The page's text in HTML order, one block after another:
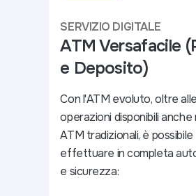
SERVIZIO DIGITALE
ATM Versafacile
e Deposito)
Con l'ATM evoluto, oltre alle
operazioni disponibili anche
ATM tradizionali, è possibile
effettuare in completa
e sicurezza: